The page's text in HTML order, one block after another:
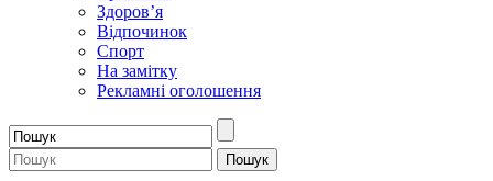
Здоров’я
Відпочинок
Спорт
На замітку
Рекламні оголошення